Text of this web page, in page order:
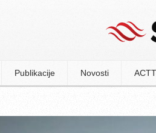
Publikacije Novosti